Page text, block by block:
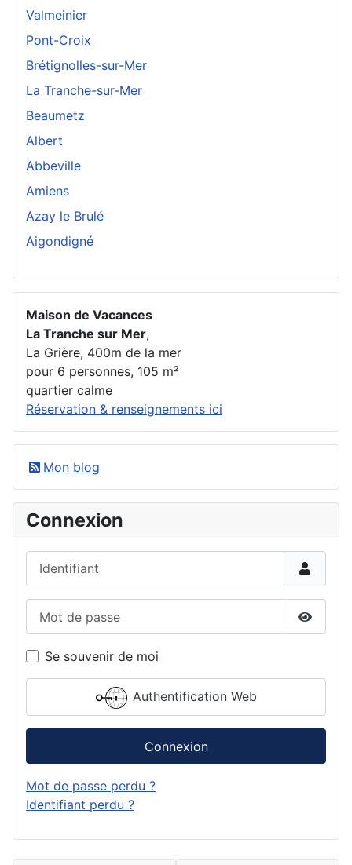
Valmeinier
Pont-Croix
Brétignolles-sur-Mer
La Tranche-sur-Mer
Beaumetz
Albert
Abbeville
Amiens
Azay le Brulé
Aigondigné
Maison de Vacances
La Tranche sur Mer,
La Grière, 400m de la mer
pour 6 personnes, 105 m²
quartier calme
Réservation & renseignements ici
Mon blog
Connexion
Se souvenir de moi
Authentification Web
Connexion
Mot de passe perdu ?
Identifiant perdu ?